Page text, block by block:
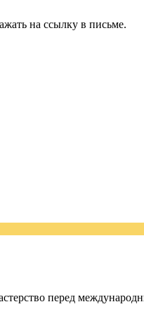
на ссылку в письме.
перед